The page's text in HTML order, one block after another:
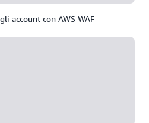
account con AWS WAF